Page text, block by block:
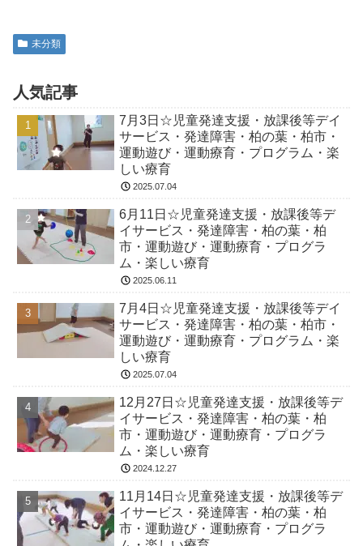
未分類
人気記事
7月3日☆児童発達支援・放課後等デイ
サービス・発達障害・柏の葉・柏市・
運動遊び・運動療育・プログラム・楽
しい療育
2025.07.04
6月11日☆児童発達支援・放課後等デ
イサービス・発達障害・柏の葉・柏
市・運動遊び・運動療育・プログラ
ム・楽しい療育
2025.06.11
7月4日☆児童発達支援・放課後等デイ
サービス・発達障害・柏の葉・柏市・
運動遊び・運動療育・プログラム・楽
しい療育
2025.07.04
12月27日☆児童発達支援・放課後等デ
イサービス・発達障害・柏の葉・柏
市・運動遊び・運動療育・プログラ
ム・楽しい療育
2024.12.27
11月14日☆児童発達支援・放課後等デ
イサービス・発達障害・柏の葉・柏
市・運動遊び・運動療育・プログラ